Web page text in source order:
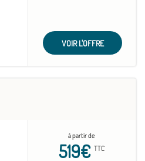
VOIR L'OFFRE
à partir de
519€ TTC